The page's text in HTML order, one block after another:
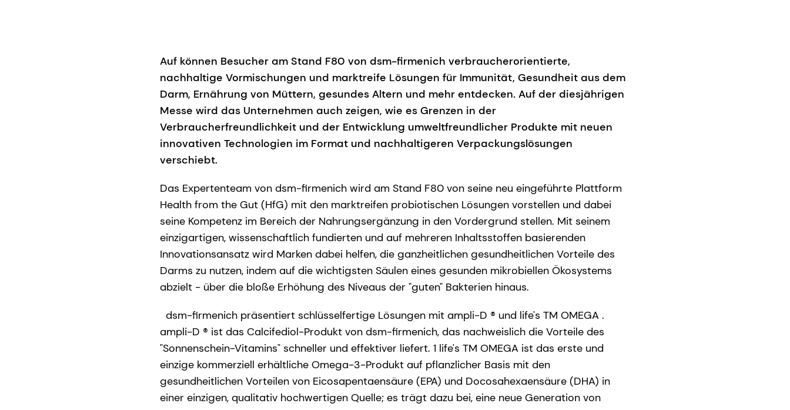
Auf können Besucher am Stand F80 von dsm-firmenich verbraucherorientierte,
nachhaltige Vormischungen und marktreife Lösungen für Immunität, Gesundheit aus dem
Darm, Ernährung von Müttern, gesundes Altern und mehr entdecken. Auf der diesjährigen
Messe wird das Unternehmen auch zeigen, wie es Grenzen in der
Verbraucherfreundlichkeit und der Entwicklung umweltfreundlicher Produkte mit neuen
innovativen Technologien im Format und nachhaltigeren Verpackungslösungen
verschiebt.
Das Expertenteam von dsm-firmenich wird am Stand F80 von seine neu eingeführte Plattform
Health from the Gut (HfG) mit den marktreifen probiotischen Lösungen vorstellen und dabei
seine Kompetenz im Bereich der Nahrungsergänzung in den Vordergrund stellen. Mit seinem
einzigartigen, wissenschaftlich fundierten und auf mehreren Inhaltsstoffen basierenden
Innovationsansatz wird Marken dabei helfen, die ganzheitlichen gesundheitlichen Vorteile des
Darms zu nutzen, indem auf die wichtigsten Säulen eines gesunden mikrobiellen Ökosystems
abzielt - über die bloße Erhöhung des Niveaus der "guten" Bakterien hinaus.
dsm-firmenich präsentiert schlüsselfertige Lösungen mit ampli-D ® und life's TM OMEGA .
ampli-D ® ist das Calcifediol-Produkt von dsm-firmenich, das nachweislich die Vorteile des
"Sonnenschein-Vitamins" schneller und effektiver liefert. 1 life's TM OMEGA ist das erste und
einzige kommerziell erhältliche Omega-3-Produkt auf pflanzlicher Basis mit den
gesundheitlichen Vorteilen von Eicosapentaensäure (EPA) und Docosahexaensäure (DHA) in
einer einzigen, qualitativ hochwertigen Quelle; es trägt dazu bei, eine neue Generation von